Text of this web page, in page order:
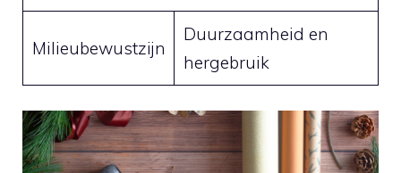
Milieubewustzijn
Duurzaamheid en
hergebruik